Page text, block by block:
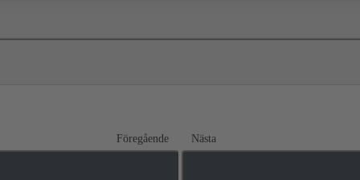
Föregående Nästa